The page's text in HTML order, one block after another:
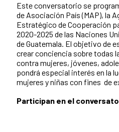
Este conversatorio se
de Asociación País (MAP), la
Estratégico de Cooperación
2020-2025 de las Naciones
de Guatemala. El objetivo de
crear conciencia sobre todas
contra mujeres, jóvenes,
pondrá especial interés en la
mujeres y niñas con fines de
Participan en el